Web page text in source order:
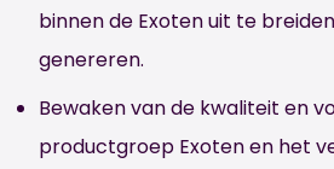
binnen de Exoten uit te
genereren.
Bewaken van de kwaliteit en
productgroep Exoten en het